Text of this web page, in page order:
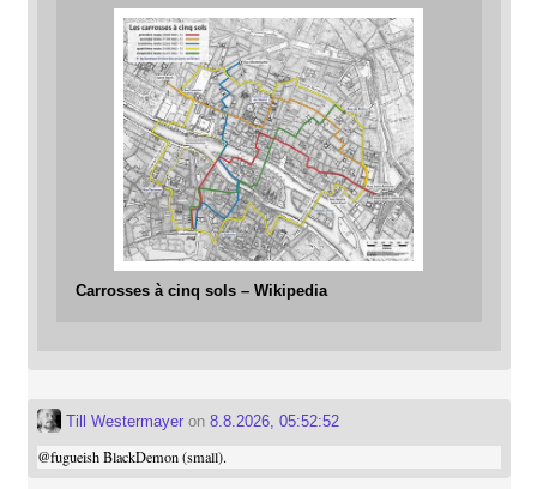
Carrosses à cinq sols – Wikipedia
Till Westermayeron 8.8.2026, 05:52:52
@fugueishBlackDemon (small).